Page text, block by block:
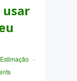
usar
-